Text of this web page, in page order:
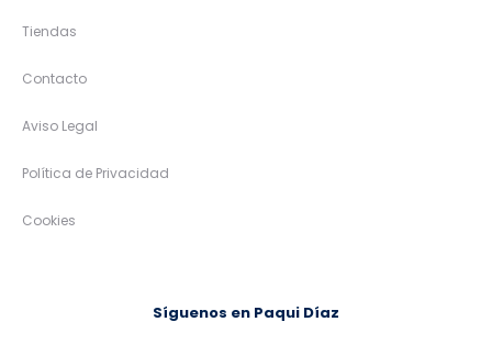
Tiendas
Contacto
Aviso Legal
Política de Privacidad
Cookies
Síguenos en Paqui Díaz